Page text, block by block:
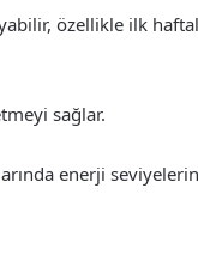
özellikle ilk
sağlar.
enerji